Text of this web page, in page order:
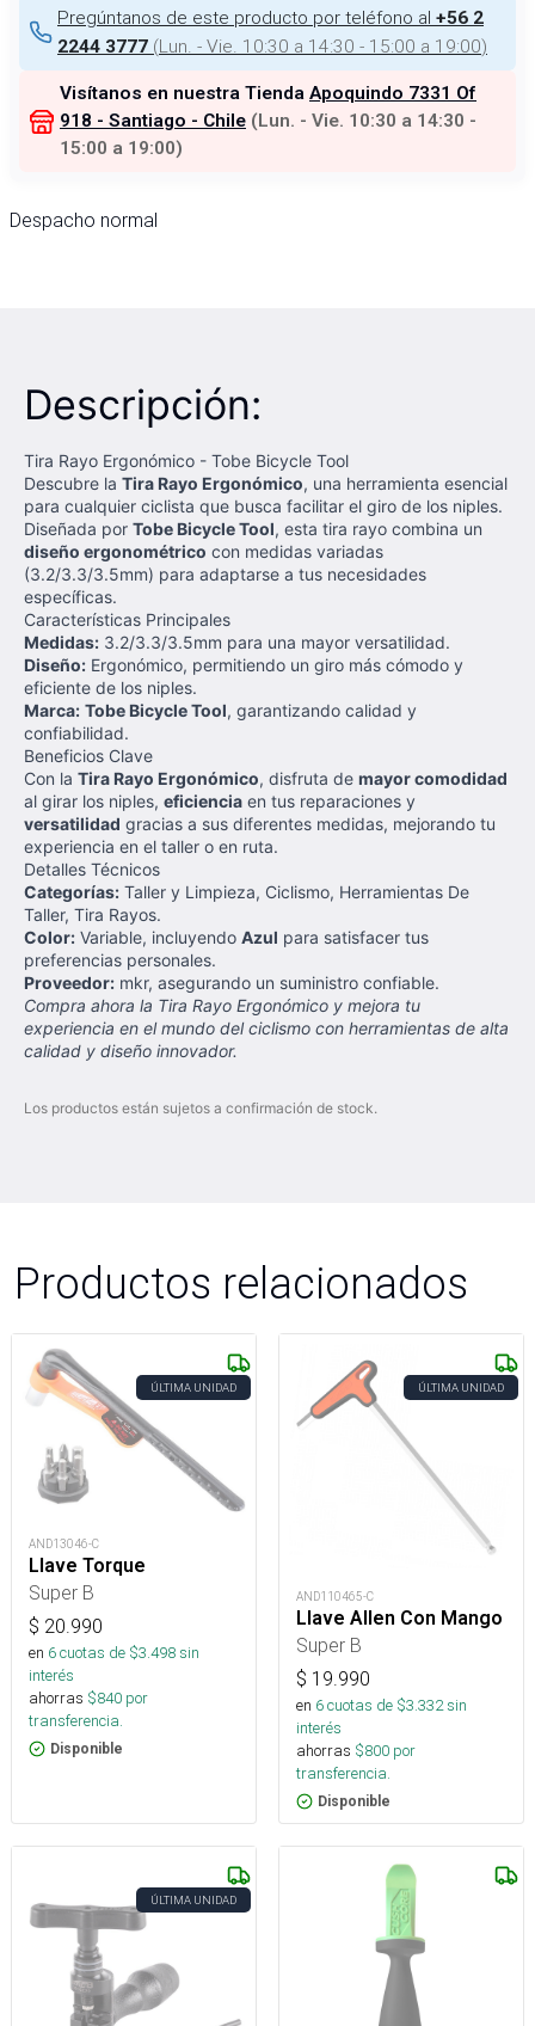
Pregúntanos de este producto por teléfono al +56 2
2244 3777 (Lun. - Vie. 10:30 a 14:30 - 15:00 a 19:00)
Visítanos en nuestra Tienda Apoquindo 7331 Of
918 - Santiago - Chile (Lun. - Vie. 10:30 a 14:30 -
15:00 a 19:00)
Despacho normal
Descripción:
Tira Rayo Ergonómico - Tobe Bicycle Tool
Descubre la Tira Rayo Ergonómico, una herramienta esencial
para cualquier ciclista que busca facilitar el giro de los niples.
Diseñada por Tobe Bicycle Tool, esta tira rayo combina un
diseño ergonométrico con medidas variadas
(3.2/3.3/3.5mm) para adaptarse a tus necesidades
específicas.
Características Principales
Medidas: 3.2/3.3/3.5mm para una mayor versatilidad.
Diseño: Ergonómico, permitiendo un giro más cómodo y
eficiente de los niples.
Marca: Tobe Bicycle Tool, garantizando calidad y
confiabilidad.
Beneficios Clave
Con la Tira Rayo Ergonómico, disfruta de mayor comodidad
al girar los niples, eficiencia en tus reparaciones y
versatilidad gracias a sus diferentes medidas, mejorando tu
experiencia en el taller o en ruta.
Detalles Técnicos
Categorías: Taller y Limpieza, Ciclismo, Herramientas De
Taller, Tira Rayos.
Color: Variable, incluyendo Azul para satisfacer tus
preferencias personales.
Proveedor: mkr, asegurando un suministro confiable.
Compra ahora la Tira Rayo Ergonómico y mejora tu
experiencia en el mundo del ciclismo con herramientas de alta
calidad y diseño innovador.
Los productos están sujetos a confirmación de stock.
Productos relacionados
ÚLTIMA UNIDAD
AND13046-C
Llave Torque
Super B
$ 20.990
en 6cuotas de $3.498sin
interés
ahorras $840 por
transferencia.
Disponible
ÚLTIMA UNIDAD
AND110465-C
Llave Allen Con Mango
Super B
$ 19.990
en 6cuotas de $3.332sin
interés
ahorras $800 por
transferencia.
Disponible
ÚLTIMA UNIDAD